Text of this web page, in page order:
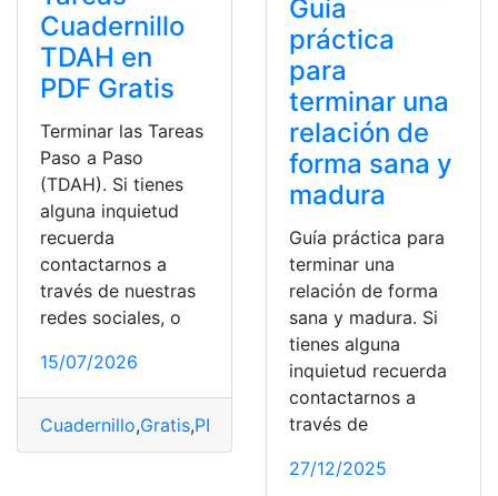
Cuadernillo
TDAH en
PDF Gratis
Terminar las Tareas
Paso a Paso
(TDAH). Si tienes
alguna inquietud
recuerda
contactarnos a
través de nuestras
redes sociales, o
15/07/2026
Cuadernillo,Gratis,PDF ,TDAH Terminar
Guía
práctica
para
terminar una
relación de
forma sana y
madura
Guía práctica para
terminar una
relación de forma
sana y madura. Si
tienes alguna
inquietud recuerda
contactarnos a
través de
27/12/2025